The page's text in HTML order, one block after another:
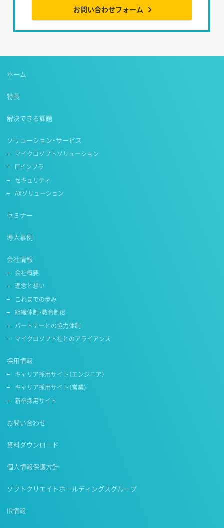
お問い合わせフォーム
ホーム
特長
解決できる課題
ソリューション・サービス
マイクロソフトソリューション
ITインフラ
セキュリティ
AXソリューション
セミナー
導入事例
会社情報
会社概要
理念と想い
これまでの歩み
組織体制・教育制度
パートナーとの協力体制
マイクロソフト社とのアライアンス
採用情報
キャリア採用サイト（エンジニア）
キャリア採用サイト（営業）
新卒採用サイト
お問い合わせ
資料ダウンロード
個人情報保護方針
ソフトクリエイトホールディングスグループ
IR情報